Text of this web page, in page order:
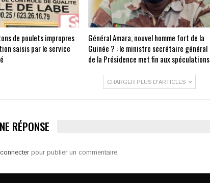
de poulets impropres
saisis par le service
Général Amara, nouvel homme fort de la
Guinée ? : le ministre secrétaire général
de la Présidence met fin aux spéculations
CHARGER PLUS D'ARTICLES
RÉPONSE
pour publier un commentaire.